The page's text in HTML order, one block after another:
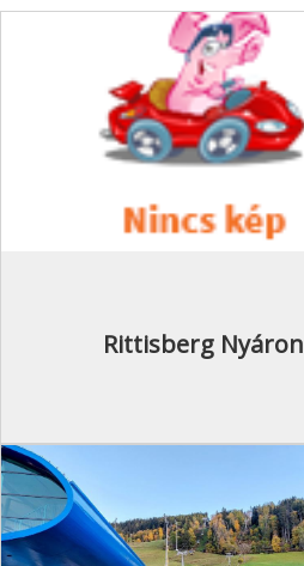
Rittisberg Nyáron